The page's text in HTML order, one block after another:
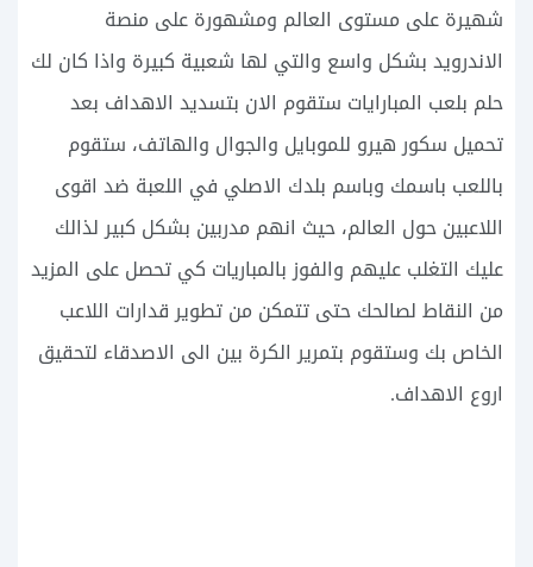
شهيرة على مستوى العالم ومشهورة على منصة
الاندرويد بشكل واسع والتي لها شعبية كبيرة واذا كان لك
حلم بلعب المبارايات ستقوم الان بتسديد الاهداف بعد
تحميل سكور هيرو للموبايل والجوال والهاتف، ستقوم
باللعب باسمك وباسم بلدك الاصلي في اللعبة ضد اقوى
اللاعبين حول العالم، حيث انهم مدربين بشكل كبير لذالك
عليك التغلب عليهم والفوز بالمباريات كي تحصل على المزيد
من النقاط لصالحك حتى تتمكن من تطوير قدارات اللاعب
الخاص بك وستقوم بتمرير الكرة بين الى الاصدقاء لتحقيق
اروع الاهداف.